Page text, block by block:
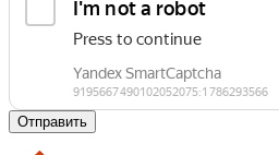
Отправить